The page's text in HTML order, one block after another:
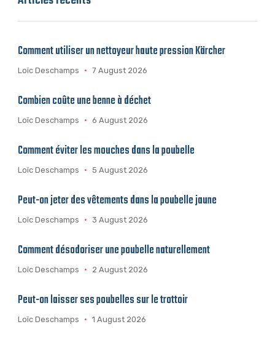
Comment utiliser un nettoyeur haute pression Kärcher
Loïc Deschamps 7 August 2026
Combien coûte une benne à déchet
Loïc Deschamps 6 August 2026
Comment éviter les mouches dans la poubelle
Loïc Deschamps 5 August 2026
Peut-on jeter des vêtements dans la poubelle jaune
Loïc Deschamps 3 August 2026
Comment désodoriser une poubelle naturellement
Loïc Deschamps 2 August 2026
Peut-on laisser ses poubelles sur le trottoir
Loïc Deschamps 1 August 2026